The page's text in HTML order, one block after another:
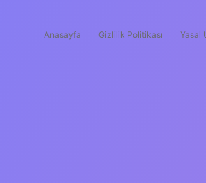
Anasayfa Gizlilik Politikası Yasal